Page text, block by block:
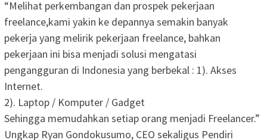
“Melihat perkembangan dan prospek pekerjaan
freelance,kami yakin ke depannya semakin banyak
pekerja yang melirik pekerjaan freelance, bahkan
pekerjaan ini bisa menjadi solusi mengatasi
pengangguran di Indonesia yang berbekal : 1). Akses
Internet.
2). Laptop / Komputer / Gadget
Sehingga memudahkan setiap orang menjadi Freelancer.”
Ungkap Ryan Gondokusumo, CEO sekaligus Pendiri